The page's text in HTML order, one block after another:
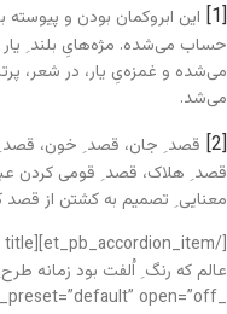
[1]
این ابروکمان بودن و پیوسته
حساب می‌شده. مژه‌هایِ بلند ِ یار
می‌شده و غمزه‌یِ یار، در شعر،
می‌شد.
[2]
قصد ِ جان، قصد ِ خون، قصد
قصد ِ هلاک، قصد ِ قومی کردن
معنایی ِ تصمیم به کشتن از قصد
عالم که رنگ ِ اُلفت بود زمانه
_builder_version=”4.6.1″ _module_preset=”default” open=”off”]